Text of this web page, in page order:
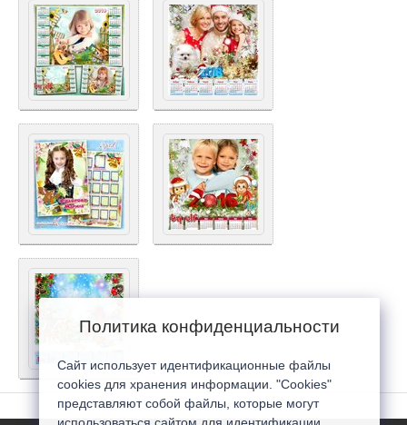
Политика конфиденциальности
Сайт использует идентификационные файлы
cookies для хранения информации. "Cookies"
представляют собой файлы, которые могут